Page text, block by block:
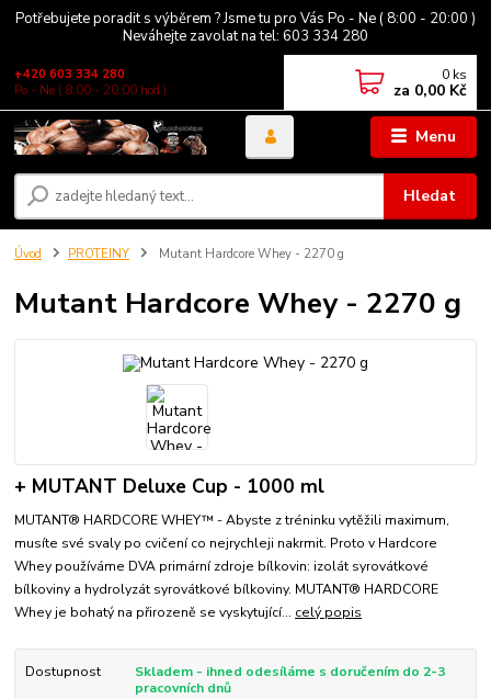
Potřebujete poradit s výběrem ? Jsme tu pro Vás Po - Ne ( 8:00 - 20:00 )
Neváhejte zavolat na tel: 603 334 280
Menu
Hledat
+420 603 334 280
Po - Ne ( 8:00 - 20:00 hod )
0 ks
za 0,00 Kč
Úvod PROTEINY Mutant Hardcore Whey - 2270 g
Mutant Hardcore Whey - 2270 g
+ MUTANT Deluxe Cup - 1000 ml
MUTANT® HARDCORE WHEY™ - Abyste z tréninku vytěžili maximum,
musíte své svaly po cvičení co nejrychleji nakrmit. Proto v Hardcore
Whey používáme DVA primární zdroje bílkovin: izolát syrovátkové
bílkoviny a hydrolyzát syrovátkové bílkoviny. MUTANT® HARDCORE
Whey je bohatý na přirozeně se vyskytující... celý popis
Dostupnost
Skladem - ihned odesíláme s doručením do 2-3
pracovních dnů